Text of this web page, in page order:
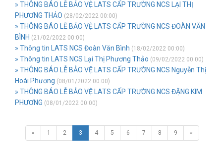
» THÔNG BÁO LỄ BẢO VỆ LATS CẤP TRƯỜNG NCS LẠI THỊ
PHƯƠNG THẢO (28/02/2022 00:00)
» THÔNG BÁO LỄ BẢO VỆ LATS CẤP TRƯỜNG NCS ĐOÀN VĂN
BÌNH (21/02/2022 00:00)
» Thông tin LATS NCS Đoàn Văn Bình (18/02/2022 00:00)
» Thông tin LATS NCS Lại Thị Phương Thảo (09/02/2022 00:00)
» THÔNG BÁO LỄ BẢO VỆ LATS CẤP TRƯỜNG NCS Nguyễn Thị
Hoài Phương (08/01/2022 00:00)
» THÔNG BÁO LỄ BẢO VỆ LATS CẤP TRƯỜNG NCS ĐẶNG KIM
PHƯƠNG (08/01/2022 00:00)
« 1 2 3 4 5 6 7 8 9 »